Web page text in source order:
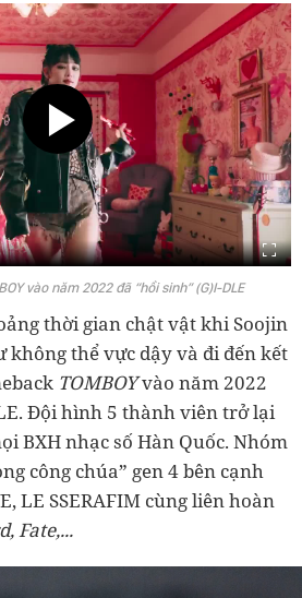
vào năm 2022 đã “hồi sinh” (G)I-DLE
thời gian chật vật khi Soojin
thể vực dậy và đi đến kết
TOMBOYvào năm 2022
Đội hình 5 thành viên trở lại
BXH nhạc số Hàn Quốc. Nhóm
công chúa” gen 4 bên cạnh
LE SSERAFIM cùng liên hoàn
Fate,...